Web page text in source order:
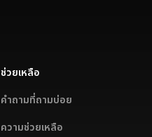
ช่วยเหลือ
คำถามที่ถามบ่อย
ความช่วยเหลือ